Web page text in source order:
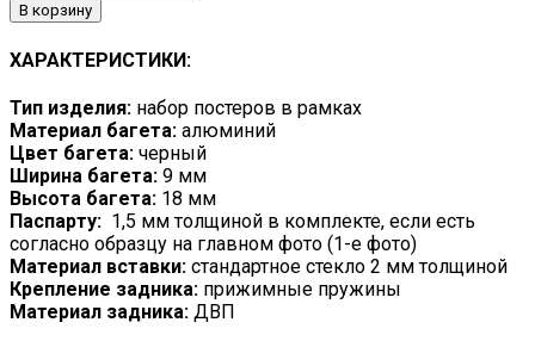
В корзину
ХАРАКТЕРИСТИКИ:
Тип изделия: набор постеров в рамках
Материал багета: алюминий
Цвет багета: черный
Ширина багета: 9 мм
Высота багета: 18 мм
Паспарту: 1,5 мм толщиной в комплекте, если есть
согласно образцу на главном фото (1-е фото)
Материал вставки: стандартное стекло 2 мм толщиной
Крепление задника: прижимные пружины
Материал задника: ДВП